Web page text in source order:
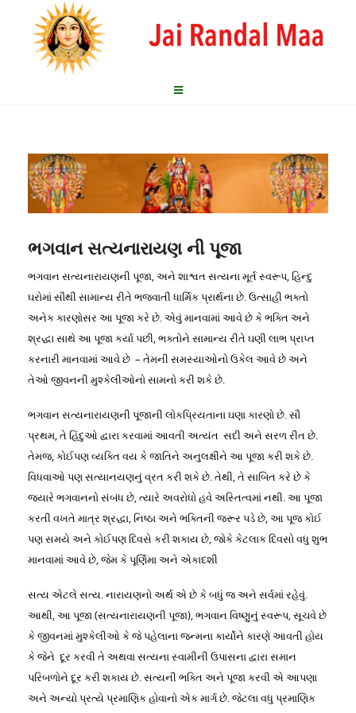
ભગવાન સત્યનારાયણ ની પૂજા
ભગવાન સત્યનારાયણની પૂજા, અને શાશ્વત સત્યના મૂર્ત સ્વરૂપ, હિન્દુ
ઘરોમાં સૌથી સામાન્ય રીતે ભજવાતી ધાર્મિક પ્રાર્થના છે. ઉત્સાહી ભક્તો
અનેક કારણોસર આ પૂજા કરે છે. એવું માનવામાં આવે છે કે ભક્તિ અને
શ્રદ્ધા સાથે આ પૂજા કર્યા પછી, ભક્તોને સામાન્ય રીતે ઘણી લાભ પ્રાપ્ત
કરનારી માનવામાં આવે છે – તેમની સમસ્યાઓનો ઉકેલ આવે છે અને
તેઓ જીવનની મુશ્કેલીઓનો સામનો કરી શકે છે.
ભગવાન સત્યનારાયણની પૂજાની લોકપ્રિયતાના ઘણા કારણો છે. સૌ
પ્રથમ, તે હિંદુઓ દ્વારા કરવામાં આવતી અત્યંત સદી અને સરળ રીત છે.
તેમજ, કોઈપણ વ્યક્તિ વય કે જાતિને અનુલક્ષીને આ પૂજા કરી શકે છે.
વિધવાઓ પણ સત્યાનયણનું વ્રત કરી શકે છે. તેથી, તે સાબિત કરે છે કે
જ્યારે ભગવાનનો સંબંધ છે, ત્યારે અવરોધો હવે અસ્તિત્વમાં નથી. આ પૂજા
કરતી વખતે માત્ર શ્રદ્ધા, નિષ્ઠા અને ભક્તિની જરૂર પડે છે, આ પૂજ કોઈ
પણ સમયે અને કોઈપણ દિવસે કરી શકાય છે, જોકે કેટલાક દિવસો વધુ શુભ
માનવામાં આવે છે, જેમ કે પૂર્ણિમા અને એકાદશી
સત્ય એટલે સત્ય. નારાયણનો અર્થ એ છે કે બધું જ અને સર્વમાં રહેવું.
આથી, આ પૂજા (સત્યનારાયણની પૂજા), ભગવાન વિષ્ણુનું સ્વરૂપ, સૂચવે છે
કે જીવનમાં મુશ્કેલીઓ કે જે પહેલાના જન્મના કાર્યોને કારણે આવતી હોય
કે જેને દૂર કરવી તે અથવા સત્યના સ્વામીની ઉપાસના દ્વારા સમાન
પરિબળોને દૂર કરી શકાય છે. સત્યની ભક્તિ અને પૂજા કરવી એ આપણા
અને અન્યો પ્રત્યે પ્રમાણિક હોવાનો એક માર્ગ છે. જેટલા વધુ પ્રમાણિક